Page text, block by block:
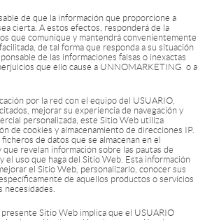
de que la información que proporcione a
cierta. A estos efectos, responderá de la
que comunique y mantendrá convenientemente
de tal forma que responda a su situación
de las informaciones falsas o inexactas
que ello cause a UNNOMARKETING o a
por la red con el equipo del USUARIO,
mejorar su experiencia de navegación y
personalizada, este Sitio Web utiliza
de cookies y almacenamiento de direcciones IP.
de datos que se almacenan en el
revelan información sobre las pautas de
el uso que haga del Sitio Web. Esta información
el Sitio Web, personalizarlo, conocer sus
de aquellos productos o servicios
necesidades.
presente Sitio Web implica que el USUARIO